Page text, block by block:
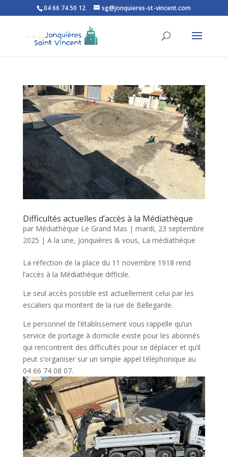
Ouvrir la barre d’outils
04 66 74 50 12 sg@jonquieres-st-vincent.com
Difficultés actuelles d’accès à la Médiathèque
par Médiathèque Le Grand Mas | mardi, 23 septembre
2025 | A la une, Jonquières & vous, La médiathèque
La réfection de la place du 11 novembre 1918 rend
l’accès à la Médiathèque difficile.
Le seul accès possible est actuellement celui par les
escaliers qui montent de la rue de Bellegarde.
Le personnel de l’établissement vous rappelle qu’un
service de portage à domicile existe pour les abonnés
qui rencontrent des difficultés pour se déplacer et qu’il
peut s’organiser sur un simple appel téléphonique au
04 66 74 08 07.